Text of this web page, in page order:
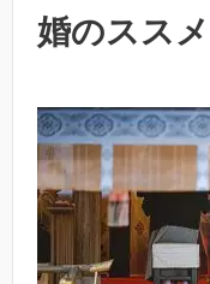
婚のススメ